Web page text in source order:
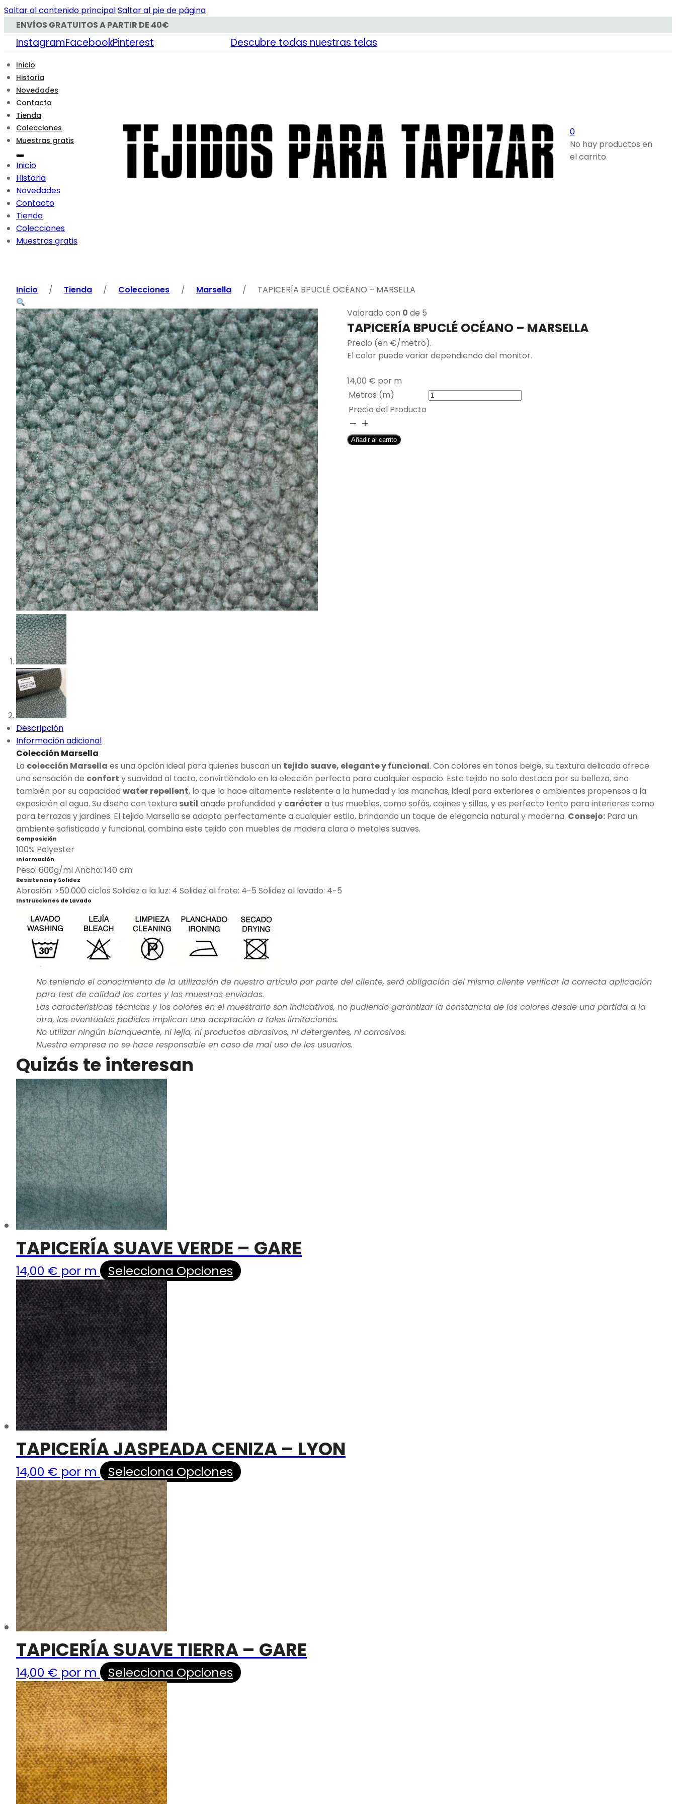
Saltar al contenido principalSaltar al pie de página
ENVÍOS GRATUITOS A PARTIR DE 40€
InstagramFacebookPinterest Descubre todas nuestras telas
Inicio
Historia
Novedades
Contacto
Tienda
Colecciones
Muestras gratis
Inicio
Historia
Novedades
Contacto
Tienda
Colecciones
Muestras gratis
0
No hay productos en
el carrito.
Inicio / Tienda / Colecciones / Marsella / TAPICERÍA BPUCLÉ OCÉANO – MARSELLA
Valorado con 0 de 5
TAPICERÍA BPUCLÉ OCÉANO – MARSELLA
Precio (en €/metro).
El color puede variar dependiendo del monitor.
14,00 € por m
Metros (m)
Precio del Producto
TAPICERÍA
BPUCLÉ
OCÉANO
Añadir al carrito
Descripción
Información adicional
Colección Marsella
La colección Marsella es una opción ideal para quienes buscan un tejido suave, elegante y funcional. Con colores en tonos beige, su textura delicada ofrece
una sensación de confort y suavidad al tacto, convirtiéndolo en la elección perfecta para cualquier espacio. Este tejido no solo destaca por su belleza, sino
también por su capacidad water repellent, lo que lo hace altamente resistente a la humedad y las manchas, ideal para exteriores o ambientes propensos a la
exposición al agua. Su diseño con textura sutil añade profundidad y caráctera tus muebles, como sofás, cojines y sillas, y es perfecto tanto para interiores como
para terrazas y jardines. El tejido Marsella se adapta perfectamente a cualquier estilo, brindando un toque de elegancia natural y moderna. Consejo: Para un
ambiente sofisticado y funcional, combina este tejido con muebles de madera clara o metales suaves.
Composición
100% Polyester
Información
Peso: 600g/ml Ancho: 140 cm
Resistencia y Solidez
Abrasión: >50.000 ciclos Solidez a la luz: 4 Solidez al frote: 4-5 Solidez al lavado: 4-5
Instrucciones de Lavado
No teniendo el conocimiento de la utilización de nuestro artículo por parte del cliente, será obligación del mismo cliente verificar la correcta aplicación
para test de calidad los cortes y las muestras enviadas.
Las características técnicas y los colores en el muestrario son indicativos, no pudiendo garantizar la constancia de los colores desde una partida a la
otra, los eventuales pedidos implican una aceptación a tales limitaciones.
No utilizar ningún blanqueante, ni lejía, ni productos abrasivos, ni detergentes, ni corrosivos.
Nuestra empresa no se hace responsable en caso de mal uso de los usuarios.
Quizás te interesan
TAPICERÍA SUAVE VERDE – GARE
14,00 € por m Selecciona Opciones
TAPICERÍA JASPEADA CENIZA – LYON
14,00 € por m Selecciona Opciones
TAPICERÍA SUAVE TIERRA – GARE
14,00 € por m Selecciona Opciones